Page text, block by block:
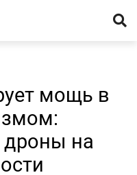
мощь в
дроны на